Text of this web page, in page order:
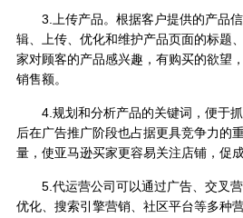
3.上传产品。根据客户提供的产品信
辑、上传、优化和维护产品页面的标题
家对顾客的产品感兴趣，有购买的欲望
销售额。
4.规划和分析产品的关键词，便于抓
后在广告推广阶段也占据更具竞争力的
量，使亚马逊买家更容易关注店铺，促成
5.代运营公司可以通过广告、交叉营
优化、搜索引擎营销、社区平台等多种